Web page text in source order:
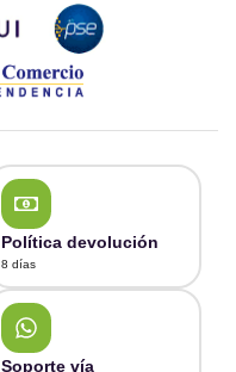
Política devolución
8 días
Soporte vía